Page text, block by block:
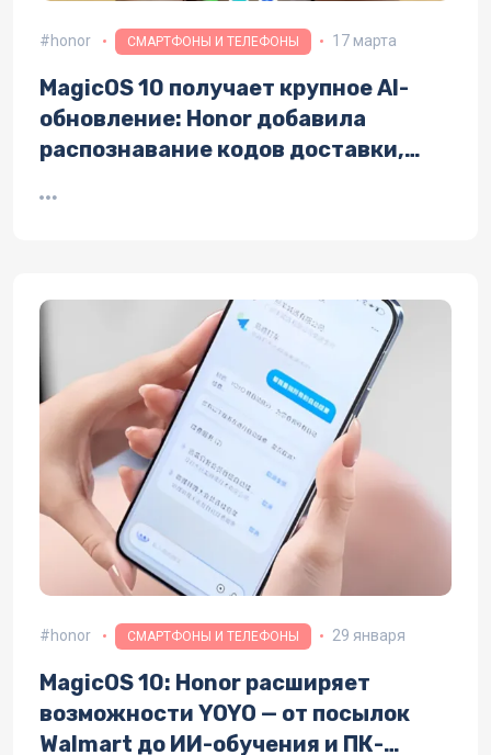
honor СМАРТФОНЫ И ТЕЛЕФОНЫ 17 марта
MagicOS 10 получает крупное AI-
обновление: Honor добавила
распознавание кодов доставки,
honor СМАРТФОНЫ И ТЕЛЕФОНЫ 29 января
MagicOS 10: Honor расширяет
возможности YOYO — от посылок
Walmart до ИИ-обучения и ПК-